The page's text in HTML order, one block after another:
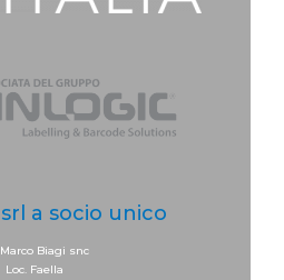
a socio unico
Biagi snc
Loc. Faella